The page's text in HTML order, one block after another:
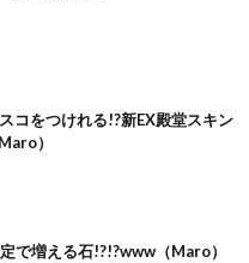
コをつけれる!?新EX殿堂スキン
）
で増える石!?!?www（Maro）